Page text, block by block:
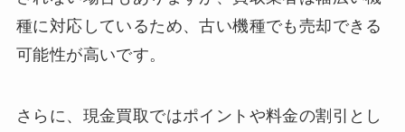
種に対応しているため、古い機種でも売却できる
可能性が高いです。
さらに、現金買取ではポイントや料金の割引とし